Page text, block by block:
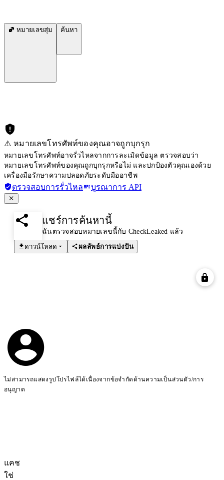
หมายเลขสุ่ม ค้นหา
⚠️ หมายเลขโทรศัพท์ของคุณอาจถูกบุกรุก
หมายเลขโทรศัพท์อาจรั่วไหลจากการละเมิดข้อมูล ตรวจสอบว่า
หมายเลขโทรศัพท์ของคุณถูกบุกรุกหรือไม่ และปกป้องตัวคุณเองด้วย
เครื่องมือรักษาความปลอดภัยระดับมืออาชีพ
ตรวจสอบการรั่วไหล บูรณาการ API
แชร์การค้นหานี้
ฉันตรวจสอบหมายเลขนี้กับ CheckLeaked แล้ว
ดาวน์โหลด
ผลลัพธ์การแบ่งปัน
ไม่สามารถแสดงรูปโปรไฟล์ได้เนื่องจากข้อจำกัดด้านความเป็นส่วนตัว/การ
อนุญาต
แคช
ใช่